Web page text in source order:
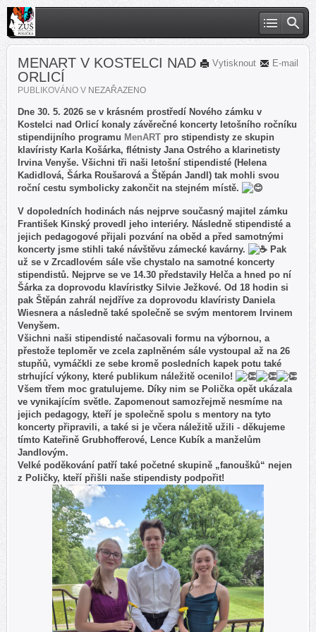
E-mail
Vytisknout
MENART V KOSTELCI NAD
ORLICÍ
PUBLIKOVÁNO V NEZAŘAZENO
Dne 30. 5. 2026 se v krásném prostředí Nového zámku v
Kostelci nad Orlicí konaly závěrečné koncerty letošního ročníku
stipendijního programu MenART pro stipendisty ze skupin
klavíristy Karla Košárka, flétnisty Jana Ostrého a klarinetisty
Irvina Venyše. Všichni tři naši letošní stipendisté (Helena
Kadidlová, Šárka Roušarová a Štěpán Jandl) tak mohli svou
roční cestu symbolicky zakončit na stejném místě.
V dopoledních hodinách nás nejprve současný majitel zámku
František Kinský provedl jeho interiéry. Následně stipendisté a
jejich pedagogové přijali pozvání na oběd a před samotnými
koncerty jsme stihli také návštěvu zámecké kavárny.
Pak
už se v Zrcadlovém sále vše chystalo na samotné koncerty
stipendistů. Nejprve se ve 14.30 představily Helča a hned po ní
Šárka za doprovodu klavíristky Silvie Ježkové. Od 18 hodin si
pak Štěpán zahrál nejdříve za doprovodu klavíristy Daniela
Wiesnera a následně také společně se svým mentorem Irvinem
Venyšem.
Všichni naši stipendisté načasovali formu na výbornou, a
přestože teploměr ve zcela zaplněném sále vystoupal až na 26
stupňů, vymáčkli ze sebe kromě posledních kapek potu také
strhující výkony, které publikum náležitě ocenilo!
Všem třem moc gratulujeme. Díky nim se Polička opět ukázala
ve vynikajícím světle. Zapomenout samozřejmě nesmíme na
jejich pedagogy, kteří je společně spolu s mentory na tyto
koncerty připravili, a také si je včera náležitě užili - děkujeme
tímto Kateřině Grubhofferové, Lence Kubík a manželům
Jandlovým.
Velké poděkování patří také početné skupině „fanoušků“ nejen
z Poličky, kteří přišli naše stipendisty podpořit!